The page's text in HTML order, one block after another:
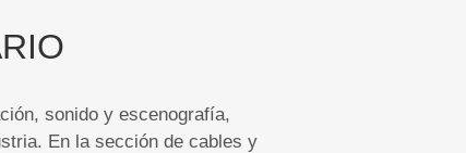
sonido y escenografía,
En la sección de cables y